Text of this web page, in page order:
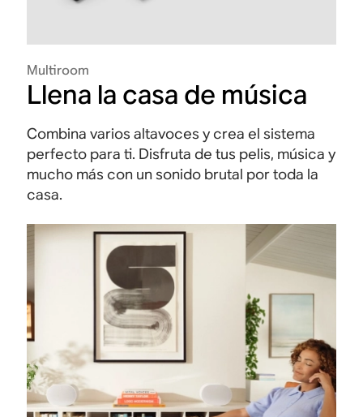
Multiroom
Llena la casa de música
Combina varios altavoces y crea el sistema
perfecto para ti. Disfruta de tus pelis, música y
mucho más con un sonido brutal por toda la
casa.